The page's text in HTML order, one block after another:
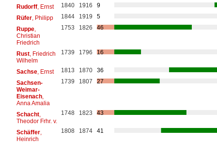
Rudorff, Ernst 1840 1916
9
Rüfer, Philipp 1844 1919
5
Ruppe,
Christian
Friedrich
1753 1826 46
Rust, Friedrich
Wilhelm
1739 1796 16
Sachse, Ernst 1813 1870
36
Sachsen-
Weimar-
Eisenach,
Anna Amalia
1739 1807 27
Schacht,
Theodor Frhr. v.
1748 1823 43
Schäffer,
Heinrich
1808 1874 41